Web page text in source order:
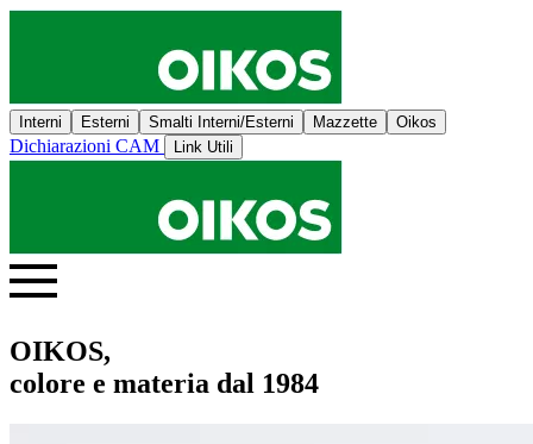
Interni Esterni Smalti Interni/Esterni Mazzette Oikos
Dichiarazioni CAM Link Utili
OIKOS,
colore e materia dal 1984